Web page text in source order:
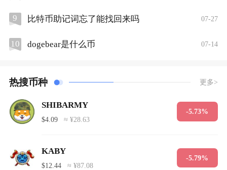
9 比特币助记词忘了能找回来吗 07-27
10 dogebear是什么币 07-14
热搜币种 更多>
SHIBARMY
$4.09 ≈ ¥28.63
-5.73%
KABY
$12.44 ≈ ¥87.08
-5.79%